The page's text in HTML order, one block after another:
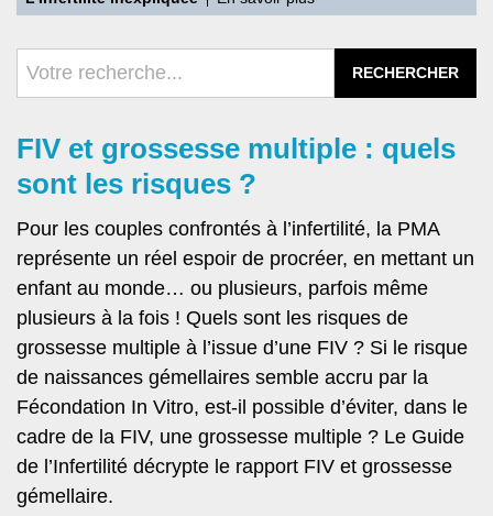
FIV et grossesse multiple : quels
sont les risques ?
Pour les couples confrontés à l’infertilité, la PMA
représente un réel espoir de procréer, en mettant un
enfant au monde… ou plusieurs, parfois même
plusieurs à la fois ! Quels sont les risques de
grossesse multiple à l’issue d’une FIV ? Si le risque
de naissances gémellaires semble accru par la
Fécondation In Vitro, est-il possible d’éviter, dans le
cadre de la FIV, une grossesse multiple ? Le Guide
de l’Infertilité décrypte le rapport FIV et grossesse
gémellaire.